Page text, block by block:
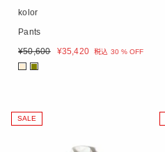
kolor
Pants
¥50,600 ¥35,420 税込 30 % OFF
■ ■
SALE